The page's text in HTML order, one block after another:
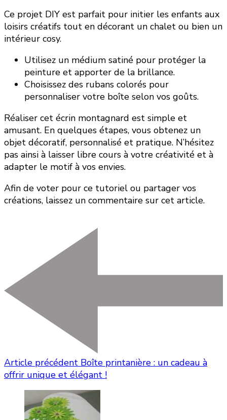
Ce projet DIY est parfait pour initier les enfants aux
loisirs créatifs tout en décorant un chalet ou bien un
intérieur cosy.
Utilisez un médium satiné pour protéger la
peinture et apporter de la brillance.
Choisissez des rubans colorés pour
personnaliser votre boîte selon vos goûts.
Réaliser cet écrin montagnard est simple et
amusant. En quelques étapes, vous obtenez un
objet décoratif, personnalisé et pratique. N’hésitez
pas ainsi à laisser libre cours à votre créativité et à
adapter le motif à vos envies.
Afin de voter pour ce tutoriel ou partager vos
créations, laissez un commentaire sur cet article.
Article précédent Boîte printanière : un cadeau à
offrir unique et élégant !